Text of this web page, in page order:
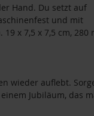
Hand. Du setzt auf
und mit
x 7,5 x 7,5 cm, 280
wieder auflebt.
Jubiläum, das